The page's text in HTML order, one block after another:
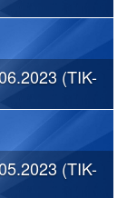
(TIK-
(TIK-